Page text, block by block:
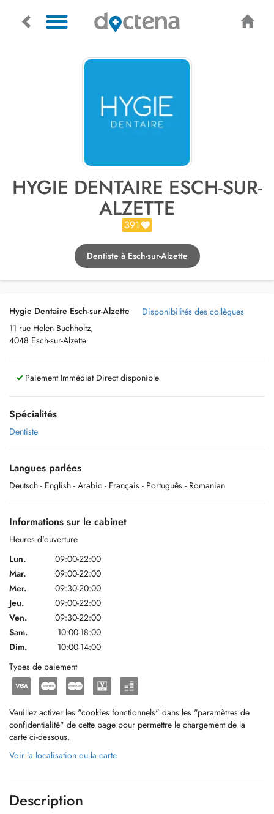
HYGIE DENTAIRE ESCH-SUR-
ALZETTE
391
Dentiste à Esch-sur-Alzette
Hygie Dentaire Esch-sur-Alzette
11 rue Helen Buchholtz,
4048 Esch-sur-Alzette
Disponibilités des collègues
Paiement Immédiat Direct disponible
Spécialités
Dentiste
Langues parlées
Deutsch - English - Arabic - Français - Português - Romanian
Informations sur le cabinet
Heures d'ouverture
Lun.
09:00-22:00
Mar.
09:00-22:00
Mer.
09:30-20:00
Jeu.
09:00-22:00
Ven.
09:30-22:00
Sam.
10:00-18:00
Dim.
10:00-14:00
Types de paiement
Veuillez activer les "cookies fonctionnels" dans les "paramètres de
confidentialité" de cette page pour permettre le chargement de la
carte ci-dessous.
Voir la localisation ou la carte
Description